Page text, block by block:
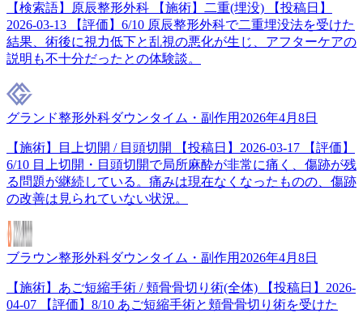
【検索語】原辰整形外科 【施術】二重(埋没) 【投稿日】
2026-03-13 【評価】6/10 原辰整形外科で二重埋没法を受けた
結果、術後に視力低下と乱視の悪化が生じ、アフターケアの
説明も不十分だったとの体験談。
グランド整形外科ダウンタイム・副作用2026年4月8日
【施術】目上切開 / 目頭切開 【投稿日】2026-03-17 【評価】
6/10 目上切開・目頭切開で局所麻酔が非常に痛く、傷跡が残
る問題が継続している。痛みは現在なくなったものの、傷跡
の改善は見られていない状況。
ブラウン整形外科ダウンタイム・副作用2026年4月8日
【施術】あご短縮手術 / 頬骨骨切り術(全体) 【投稿日】2026-
04-07 【評価】8/10 あご短縮手術と頬骨骨切り術を受けた